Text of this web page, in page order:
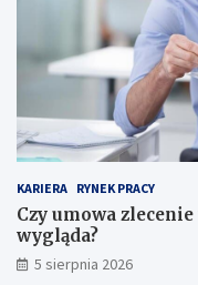
KARIERA RYNEK PRACY
Czy umowa
wygląda?
5 sierpnia 2026